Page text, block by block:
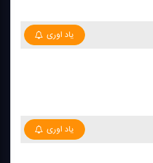
یاد اوری
یاد اوری